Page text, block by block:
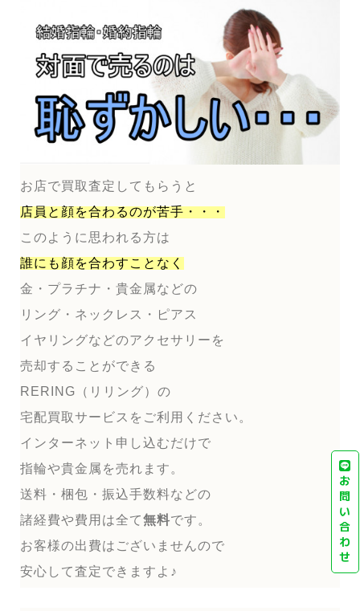
お店で買取査定してもらうと
店員と顔を合わるのが苦手・・・
このように思われる方は
誰にも顔を合わすことなく
金・プラチナ・貴金属などの
リング・ネックレス・ピアス
イヤリングなどのアクセサリーを
売却することができる
RERING（リリング）の
宅配買取サービスをご利用ください。
インターネット申し込むだけで
指輪や貴金属を売れます。
送料・梱包・振込手数料などの
諸経費や費用は全て無料です。
お客様の出費はございませんので
安心して査定できますよ♪
お
問
い
合
わ
せ